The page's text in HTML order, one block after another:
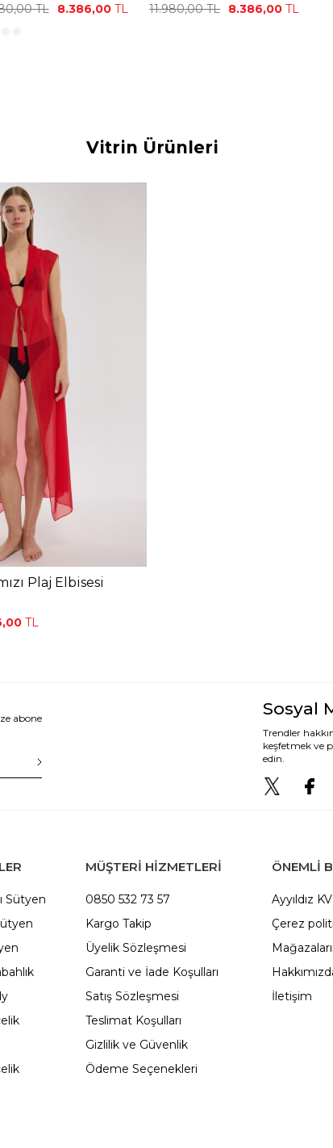
TL 8.386,00TL 11.980,00TL 8.386,00 TL
Vitrin Ürünleri
Plaj Elbisesi
TL
abone
Sosyal
Trendler
keşfetmek ve
edin.
Sütyen
MÜŞTERİ HİZMETLERİ
0850 532 73 57
Kargo Takip
Üyelik Sözleşmesi
Garanti ve İade Koşulları
Satış Sözleşmesi
Teslimat Koşulları
Gizlilik ve Güvenlik
Ödeme Seçenekleri
ÖNEMLI
Ayyıldız
Çerez
İletişim